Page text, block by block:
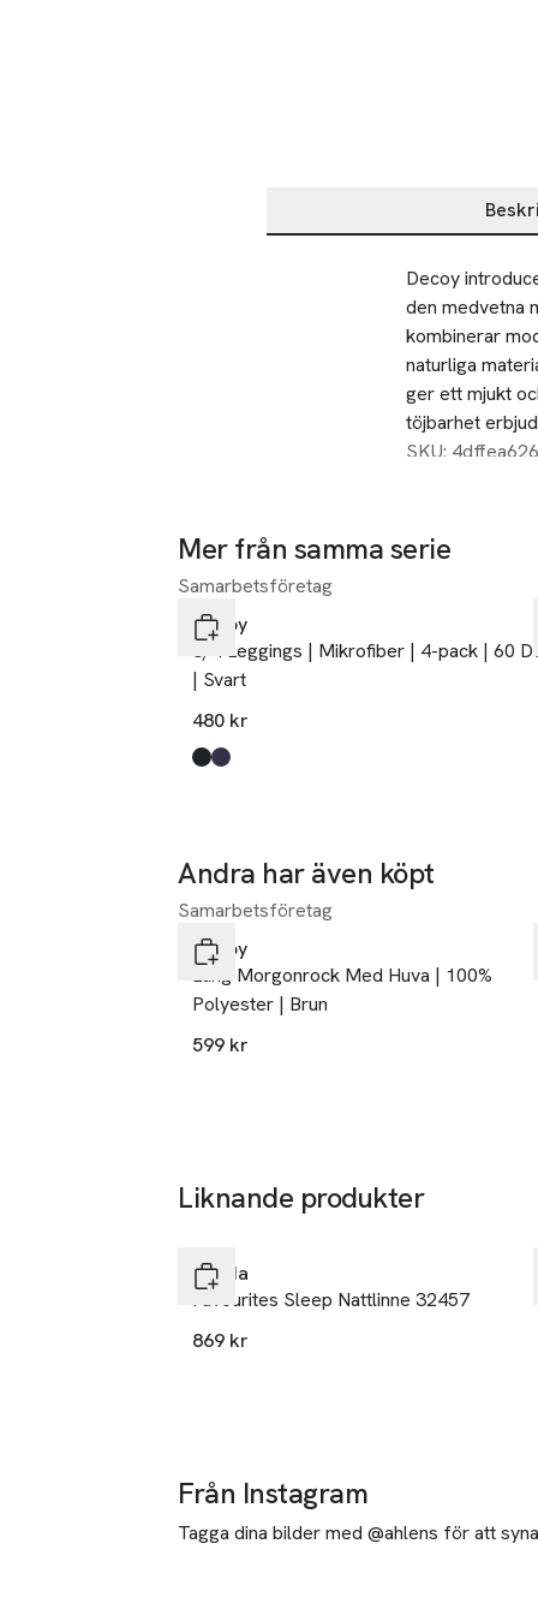
Beskrivning
Decoy
den medvetna
kombinerar
naturliga
ger ett mjukt
töjbarhet
påverkan på
garderob
design kan
som
SKU:
Mer från samma serie
Hoppa över bildspelet
Samarbetsföretag
Decoy
3/4 Leggings | Mikrofiber | 4-pack | 60
| Svart
480 kr
Produkten finns i färgerna:
black
blue,
Andra har även köpt
Hoppa över bildspelet
Samarbetsföretag
Decoy
Lång Morgonrock Med Huva | 100%
Polyester | Brun
599 kr
Liknande produkter
Calida
Favourites Sleep Nattlinne 32457
869 kr
Från Instagram
Tagga dina bilder med @ahlens för att